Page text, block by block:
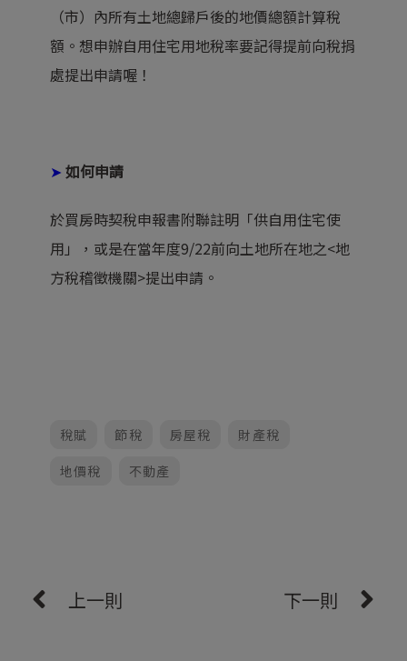
（市）內所有土地總歸戶後的地價總額計算稅
額。想申辦自用住宅用地稅率要記得提前向稅捐
處提出申請喔！
➤ 如何申請
於買房時契稅申報書附聯註明「供自用住宅使
用」，或是在當年度9/22前向土地所在地之<地
方稅稽徵機關>提出申請。
稅賦 節稅 房屋稅
財產稅
地價稅
不動產
上一則 下一則